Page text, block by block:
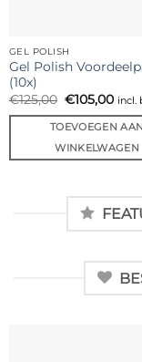
GEL POLISH
Gel Polish
(10x)
€125,00
was:
€125,00.
€105,00
is:
incl.
TOEVOEGEN AAN
WINKELWAGEN